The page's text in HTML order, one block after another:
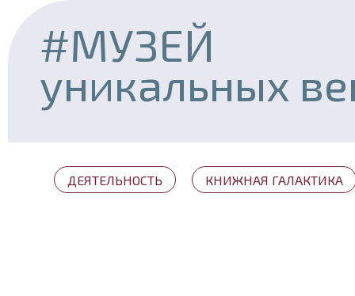
#МУЗЕЙ
уникальных
ДЕЯТЕЛЬНОСТЬ КНИЖНАЯ ГАЛАКТИКА